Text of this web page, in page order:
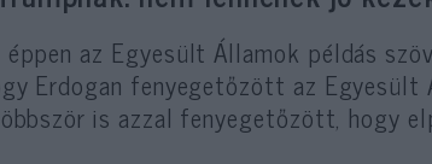
éppen az Egyesült Államok példás
Erdogan fenyegetőzött az Egyesült
is azzal fenyegetőzött, hogy